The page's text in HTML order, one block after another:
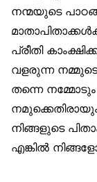
നന്മയുടെ
പ്രീതി
വളരുന്ന
തന്നെ നമ്മോടും
നിങ്ങളുടെ
എങ്കിൽ